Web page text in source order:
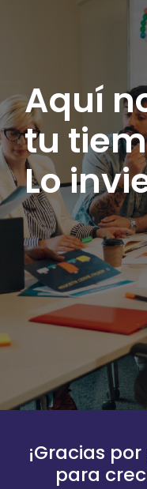
Aquí
tu
Lo
¡Gracias
para